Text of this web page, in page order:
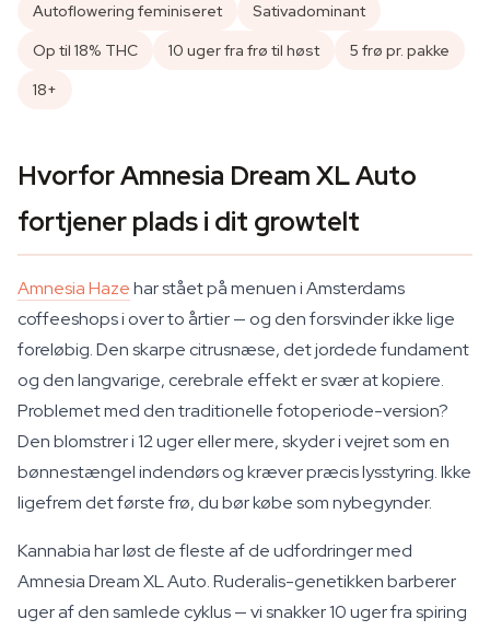
Autoflowering feminiseret
Sativadominant
Op til 18% THC
10 uger fra frø til høst
5 frø pr. pakke
18+
Hvorfor Amnesia Dream XL Auto
fortjener plads i dit growtelt
Amnesia Hazehar stået på menuen i Amsterdams
coffeeshops i over to årtier — og den forsvinder ikke lige
foreløbig. Den skarpe citrusnæse, det jordede fundament
og den langvarige, cerebrale effekt er svær at kopiere.
Problemet med den traditionelle fotoperiode-version?
Den blomstrer i 12 uger eller mere, skyder i vejret som en
bønnestængel indendørs og kræver præcis lysstyring. Ikke
ligefrem det første frø, du bør købe som nybegynder.
Kannabia har løst de fleste af de udfordringer med
Amnesia Dream XL Auto. Ruderalis-genetikken barberer
uger af den samlede cyklus — vi snakker 10 uger fra spiring